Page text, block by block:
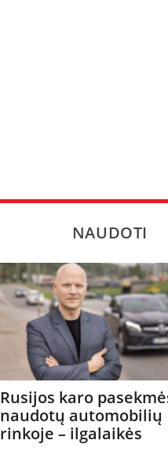
NAUDOTI
Rusijos karo
naudotų automobilių
rinkoje – ilgalaikės